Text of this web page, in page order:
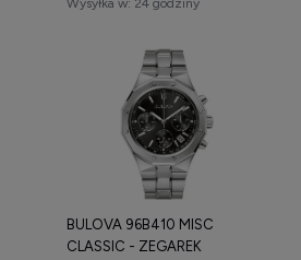
BULOVA 96B410 MISC
CLASSIC - ZEGAREK